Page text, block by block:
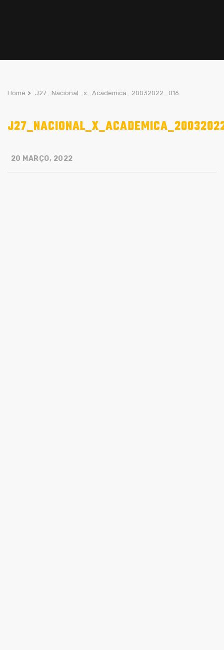
Home > J27_Nacional_x_Academica_20032022_016
20 MARÇO, 2022